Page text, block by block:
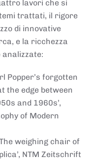
lavori che si
trattati, il rigore
di innovative
e la ricchezza
Popper’s forgotten
the edge between
and 1960s’,
of Modern
weighing chair of
NTM Zeitschrift